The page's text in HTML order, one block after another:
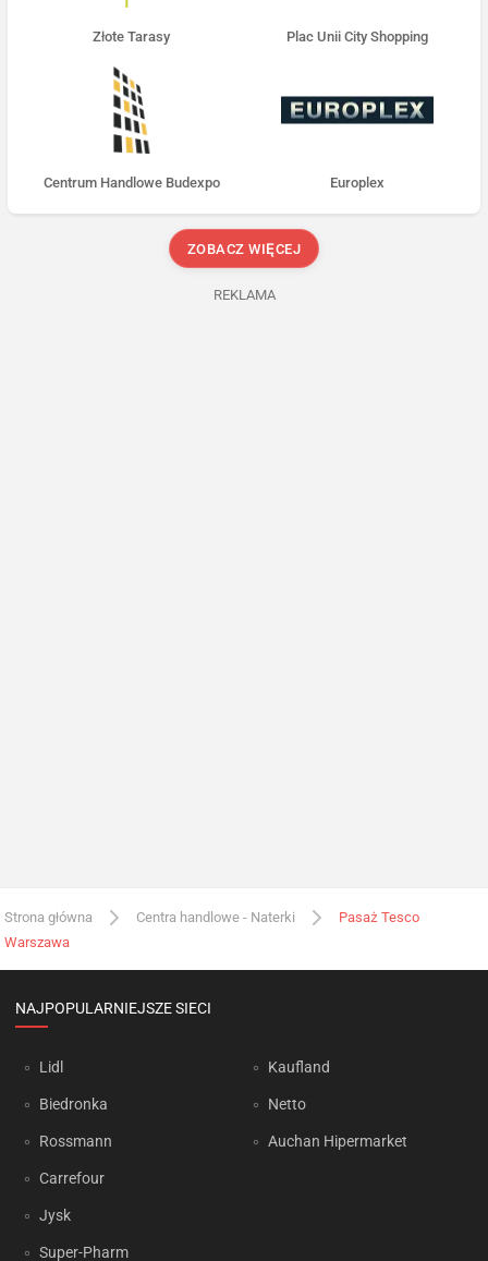
Złote Tarasy Plac Unii City Shopping
Centrum Handlowe Budexpo Europlex
ZOBACZ WIĘCEJ
REKLAMA
Strona główna Centra handlowe - Naterki
Pasaż Tesco
Warszawa
NAJPOPULARNIEJSZE SIECI
Lidl
Biedronka
Rossmann
Carrefour
Jysk
Super-Pharm
Kaufland
Netto
Auchan Hipermarket